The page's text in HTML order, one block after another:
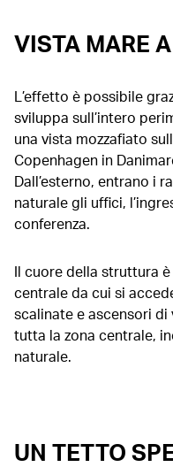
VISTA MARE
L’effetto è possibile
sviluppa sull’intero
una vista mozzafiato
Copenhagen in
Dall’esterno, entrano i
naturale gli uffici,
conferenza.
Il cuore della struttura
centrale da cui si
scalinate e ascensori
tutta la zona centrale,
naturale.
UN TETTO